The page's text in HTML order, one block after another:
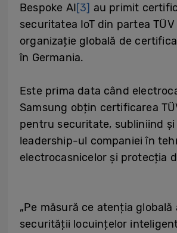
Bespoke AI[3] au primit
securitatea IoT din partea TÜV
organizație globală de
în Germania.
Este prima data când
Samsung obțin certificarea
pentru securitate, subliniind
leadership-ul companiei în
electrocasnicelor și protecția
„Pe măsură ce atenția globală
securității locuințelor